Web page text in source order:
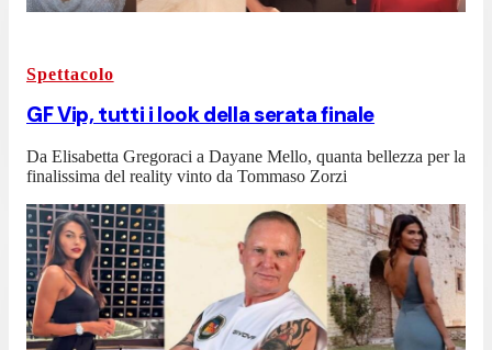
Spettacolo
GF Vip, tutti i look della serata finale
Da Elisabetta Gregoraci a Dayane Mello, quanta bellezza per la
finalissima del reality vinto da Tommaso Zorzi